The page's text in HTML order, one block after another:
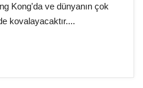
Kong'da ve dünyanın çok
kovalayacaktır....